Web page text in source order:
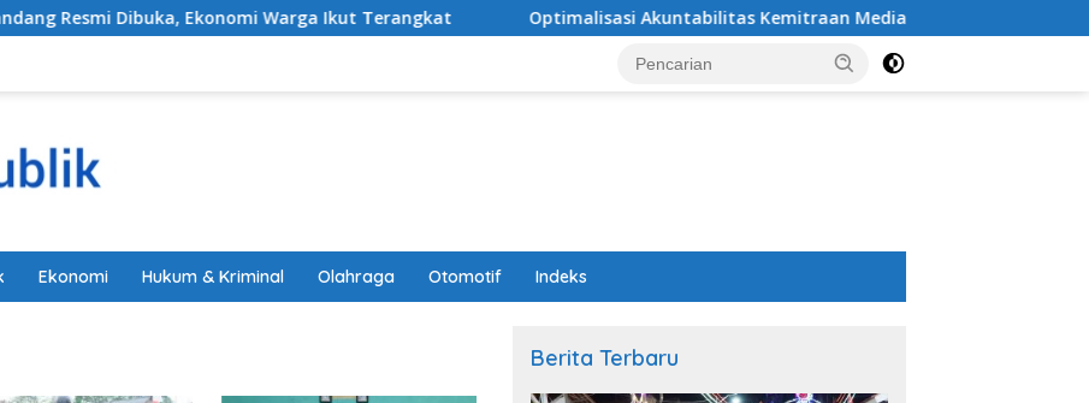
Dibuka, Ekonomi Warga Ikut Terangkat ​Optimalisasi Akuntabilitas Kemitraan Media, Pemkab Pemalang
Ekonomi Hukum & Kriminal Olahraga Otomotif Indeks
Berita Terbaru